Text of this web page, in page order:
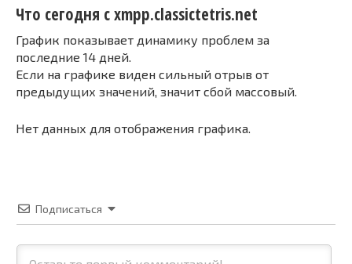
Что сегодня с xmpp.classictetris.net
График показывает динамику проблем за
последние 14 дней.
Если на графике виден сильный отрыв от
предыдущих значений, значит сбой массовый.
Нет данных для отображения графика.
Подписаться